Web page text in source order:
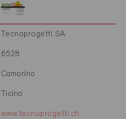
Tecnoprogetti SA
6528
Camorino
Ticino
www.tecnoprogetti.ch